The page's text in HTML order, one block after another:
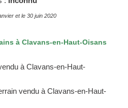
et le 30 juin 2020
à Clavans-en-Haut-Oisans
à Clavans-en-Haut-
vendu à Clavans-en-Haut-